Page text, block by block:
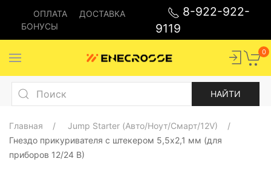
ОПЛАТА
ДОСТАВКА
БОНУСЫ
8-922-922-
9119
0
Главная
Jump Starter (Авто/Ноут/Смарт/12V)
Гнездо прикуривателя с штекером 5,5x2,1 мм (для
приборов 12/24 В)